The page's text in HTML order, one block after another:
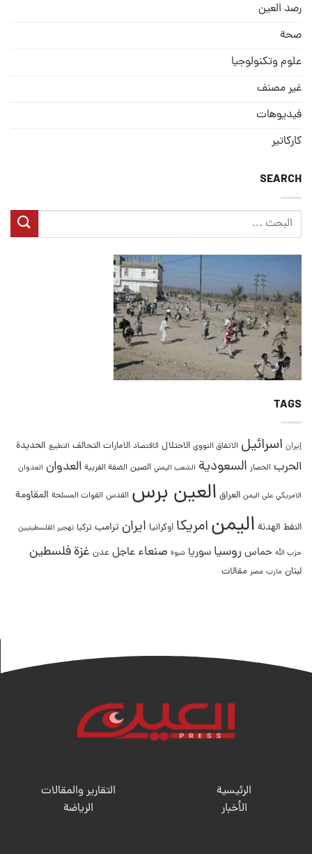
رصد العین
صحة
علوم وتكنولوجيا
غير مصنف
فيديوهات
كاركاتير
SEARCH
TAGS
إيران اسرائيل الاتفاق النووي الاحتلال الاقتصاد الامارات التحالف التطبيع الحديدة
الحرب الحصار السعودية الشعب اليمني الصين الضفة الغربية العدوان العدوان
الامريكي على اليمن العراق العين برس القدس القوات المسلحة المقاومة
النفط الهدنة اليمنامريكا اوكرانيا ايران ترامب تركيا تهجير الفلسطينيين
حزب الله حماس روسيا سوريا شبوة صنعاء عاجل عدن غزةفلسطين
لبنان مارب مصر مقالات
الرئيسية
الأخبار
التقارير والمقالات
الریاضة